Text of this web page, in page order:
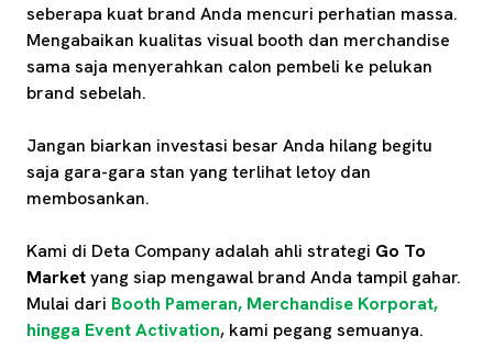
seberapa kuat brand Anda mencuri perhatian massa.
Mengabaikan kualitas visual booth dan merchandise
sama saja menyerahkan calon pembeli ke pelukan
brand sebelah.
Jangan biarkan investasi besar Anda hilang begitu
saja gara-gara stan yang terlihat letoy dan
membosankan.
Kami di Deta Company adalah ahli strategi Go To
Marketyang siap mengawal brand Anda tampil gahar.
Mulai dari Booth Pameran, Merchandise Korporat,
hingga Event Activation, kami pegang semuanya.